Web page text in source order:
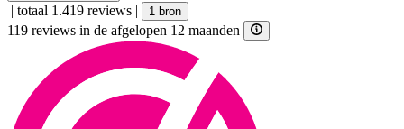
| totaal 1.419 reviews | 1 bron
119 reviews in de afgelopen 12 maanden